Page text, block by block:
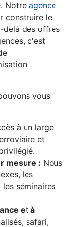
Notre agence
construire le
delà des offres
c'est
vous
à un large
et
mesure : Nous
les
séminaires
et à
safari,